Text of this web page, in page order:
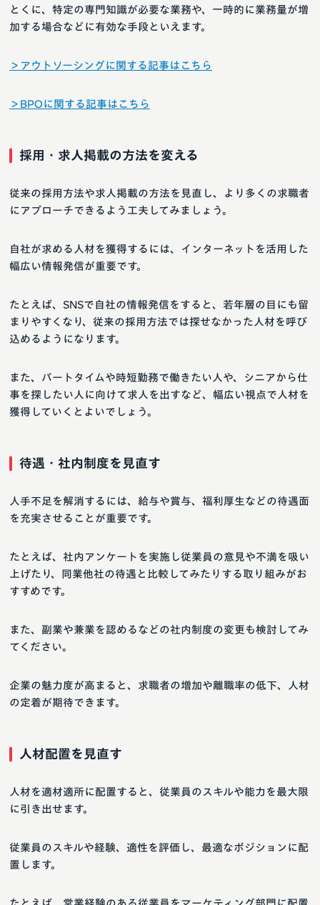
とくに、特定の専門知識が必要な業務や、一時的に業務量が増
加する場合などに有効な手段といえます。
＞アウトソーシングに関する記事はこちら
＞BPOに関する記事はこちら
採用・求人掲載の方法を変える
従来の採用方法や求人掲載の方法を見直し、より多くの求職者
にアプローチできるよう工夫してみましょう。
自社が求める人材を獲得するには、インターネットを活用した
幅広い情報発信が重要です。
たとえば、SNSで自社の情報発信をすると、若年層の目にも留
まりやすくなり、従来の採用方法では探せなかった人材を呼び
込めるようになります。
また、パートタイムや時短勤務で働きたい人や、シニアから仕
事を探したい人に向けて求人を出すなど、幅広い視点で人材を
獲得していくとよいでしょう。
待遇・社内制度を見直す
人手不足を解消するには、給与や賞与、福利厚生などの待遇面
を充実させることが重要です。
たとえば、社内アンケートを実施し従業員の意見や不満を吸い
上げたり、同業他社の待遇と比較してみたりする取り組みがお
すすめです。
また、副業や兼業を認めるなどの社内制度の変更も検討してみ
てください。
企業の魅力度が高まると、求職者の増加や離職率の低下、人材
の定着が期待できます。
人材配置を見直す
人材を適材適所に配置すると、従業員のスキルや能力を最大限
に引き出せます。
従業員のスキルや経験、適性を評価し、最適なポジションに配
置します。